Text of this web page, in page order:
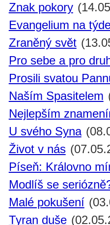
Znak pokory
Evangelium na
Zraněný svět
Pro sebe a pro
Prosili svatou
Naším Spasitelem
Nejlepším
U svého Syna
Život v nás
Píseň: Královno
Modlíš se
Malé pokušení
Tyran duše